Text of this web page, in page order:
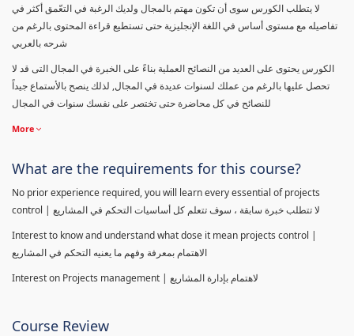
لا يتطلب الكورس سوى أن تكون مهتم بالمجال ولديك الرغبة في التعّمق أكثر في
تفاصيله مع مستوى أساس في اللغة الإنجليزية حتى تستطيع قراءة المحتوى بالرغم من
شرحه بالعربي
الكورس يحتوى على العديد من النصائح العملية بناءً على الخبرة في المجال التى قد لا
تحصل عليها بالرغم من عملك لسنوات عديدة في المجال, لذلك ينصح بالأستماع جيداً
للنصائح في كل محاضرة حتى تختصر على نفسك سنوات في المجال
More
What are the requirements for this course?
No prior experience required, you will learn every essential of projects
control | لا تتطلب خبرة سابقة ، سوف تتعلم كل أساسيات التحكم في المشاريع
Interest to know and understand what dose it mean projects control |
الاهتمام بمعرفة وفهم ما يعنيه التحكم في المشاريع
Interest on Projects management | لاهتمام بإدارة المشاريع
Course Review